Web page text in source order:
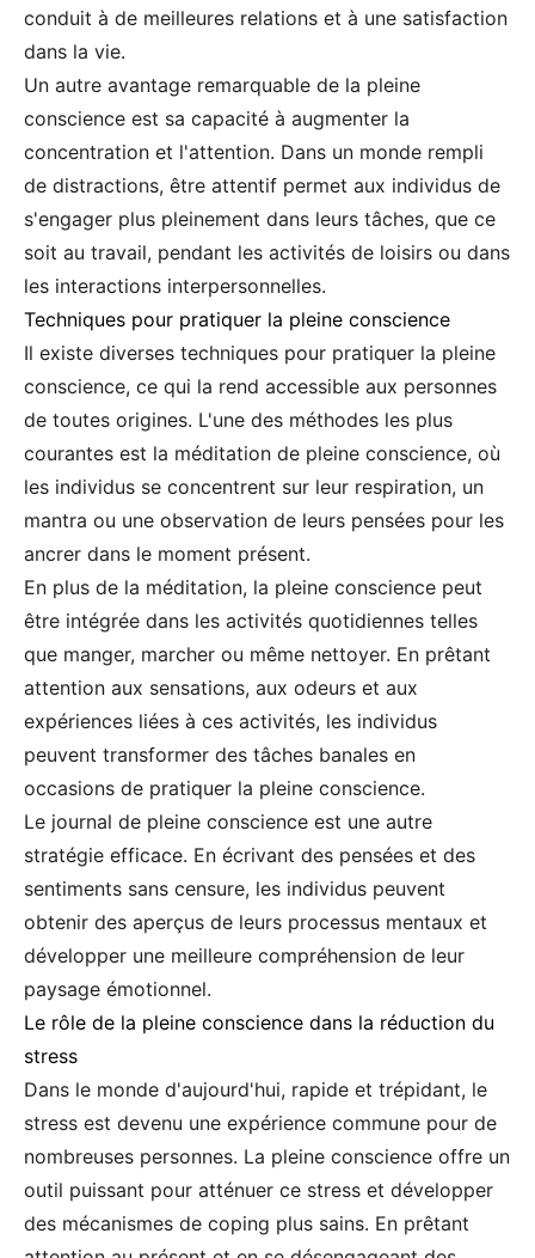
conduit à de meilleures relations et à une satisfaction
dans la vie.
Un autre avantage remarquable de la pleine
conscience est sa capacité à augmenter la
concentration et l'attention. Dans un monde rempli
de distractions, être attentif permet aux individus de
s'engager plus pleinement dans leurs tâches, que ce
soit au travail, pendant les activités de loisirs ou dans
les interactions interpersonnelles.
Techniques pour pratiquer la pleine conscience
Il existe diverses techniques pour pratiquer la pleine
conscience, ce qui la rend accessible aux personnes
de toutes origines. L'une des méthodes les plus
courantes est la méditation de pleine conscience, où
les individus se concentrent sur leur respiration, un
mantra ou une observation de leurs pensées pour les
ancrer dans le moment présent.
En plus de la méditation, la pleine conscience peut
être intégrée dans les activités quotidiennes telles
que manger, marcher ou même nettoyer. En prêtant
attention aux sensations, aux odeurs et aux
expériences liées à ces activités, les individus
peuvent transformer des tâches banales en
occasions de pratiquer la pleine conscience.
Le journal de pleine conscience est une autre
stratégie efficace. En écrivant des pensées et des
sentiments sans censure, les individus peuvent
obtenir des aperçus de leurs processus mentaux et
développer une meilleure compréhension de leur
paysage émotionnel.
Le rôle de la pleine conscience dans la réduction du
stress
Dans le monde d'aujourd'hui, rapide et trépidant, le
stress est devenu une expérience commune pour de
nombreuses personnes. La pleine conscience offre un
outil puissant pour atténuer ce stress et développer
des mécanismes de coping plus sains. En prêtant